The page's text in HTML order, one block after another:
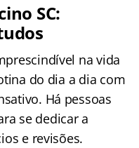
SC:
na vida
do dia a dia com
Há pessoas
se dedicar a
e revisões.